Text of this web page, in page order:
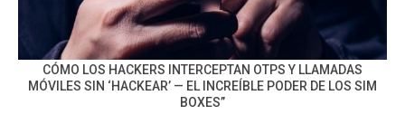
CÓMO LOS HACKERS INTERCEPTAN OTPS Y LLAMADAS
MÓVILES SIN ‘HACKEAR’ — EL INCREÍBLE PODER DE LOS SIM
BOXES”